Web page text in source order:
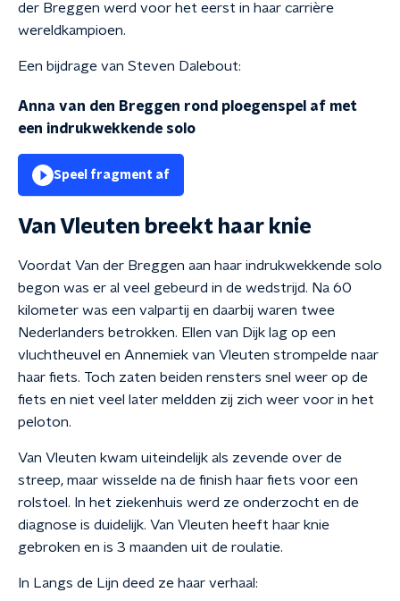
der Breggen werd voor het eerst in haar carrière
wereldkampioen.
Een bijdrage van Steven Dalebout:
Anna van den Breggen rond ploegenspel af met
een indrukwekkende solo
Speel fragment af
Van Vleuten breekt haar knie
Voordat Van der Breggen aan haar indrukwekkende solo
begon was er al veel gebeurd in de wedstrijd. Na 60
kilometer was een valpartij en daarbij waren twee
Nederlanders betrokken. Ellen van Dijk lag op een
vluchtheuvel en Annemiek van Vleuten strompelde naar
haar fiets. Toch zaten beiden rensters snel weer op de
fiets en niet veel later meldden zij zich weer voor in het
peloton.
Van Vleuten kwam uiteindelijk als zevende over de
streep, maar wisselde na de finish haar fiets voor een
rolstoel. In het ziekenhuis werd ze onderzocht en de
diagnose is duidelijk. Van Vleuten heeft haar knie
gebroken en is 3 maanden uit de roulatie.
In Langs de Lijn deed ze haar verhaal: